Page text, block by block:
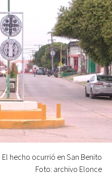
El hecho ocurrió en San Benito
Foto: archivo Elonce